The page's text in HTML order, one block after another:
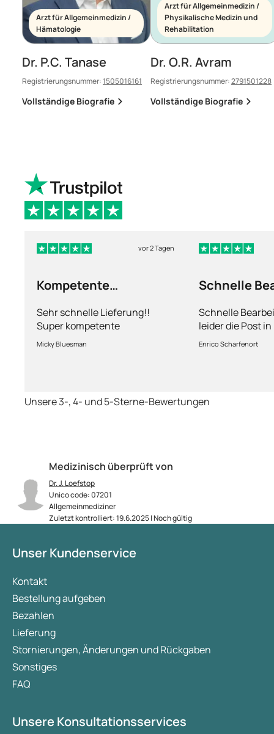
Medizinisch überprüft von
Dr. J. Loefstop
Unico code: 07201
Allgemeinmediziner
Zuletzt kontrolliert: 19.6.2025 | Noch gültig
Arzt für Allgemeinmedizin /
Hämatologie
Dr. P.C. Tanase
Registrierungsnummer:1505016161
Vollständige Biografie
Arzt für Allgemeinmedizin /
Physikalische Medizin und
Rehabilitation
Dr. O.R. Avram
Registrierungsnummer:2791501228
Vollständige Biografie
vor 2 Tagen
Kompetente
Sehr schnelle Lieferung!!
Super kompetente
Abhandlung!
Micky Bluesman
Schnelle
Schnelle
leider die Post
kriegt es nicht
dauert obwohl
Enrico Scharfenort
Unsere 3-, 4- und 5-Sterne-Bewertungen
Unser Kundenservice
Kontakt
Bestellung aufgeben
Bezahlen
Lieferung
Stornierungen, Änderungen und Rückgaben
Sonstiges
FAQ
Unsere Konsultationsservices